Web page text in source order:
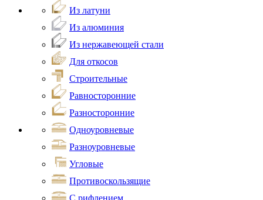
Из латуни
Из алюминия
Из нержавеющей стали
Для откосов
Строительные
Равносторонние
Разносторонние
Одноуровневые
Разноуровневые
Угловые
Противоскользящие
С рифлением